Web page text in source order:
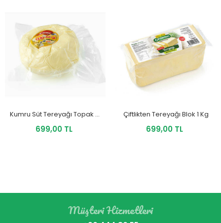
Kumru Süt Tereyağı Topak 1 Kg
699,00 TL
Çiftlikten Tereyağı Blok 1 Kg
699,00 TL
Müşteri Hizmetleri